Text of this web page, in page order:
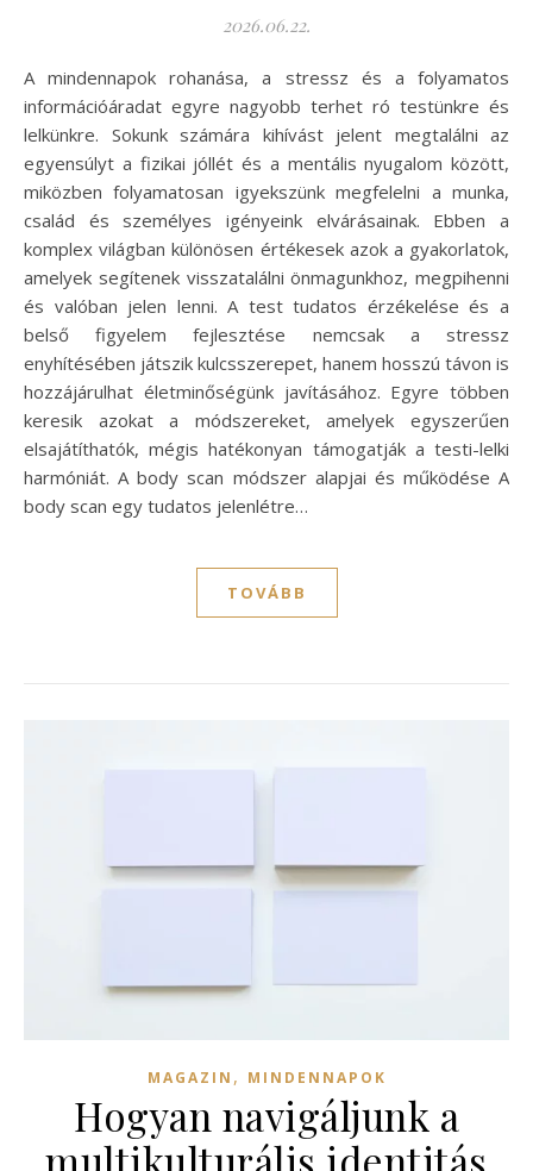
2026.06.22.
A mindennapok rohanása, a stressz és a folyamatos
információáradat egyre nagyobb terhet ró testünkre és
lelkünkre. Sokunk számára kihívást jelent megtalálni az
egyensúlyt a fizikai jóllét és a mentális nyugalom között,
miközben folyamatosan igyekszünk megfelelni a munka,
család és személyes igényeink elvárásainak. Ebben a
komplex világban különösen értékesek azok a gyakorlatok,
amelyek segítenek visszatalálni önmagunkhoz, megpihenni
és valóban jelen lenni. A test tudatos érzékelése és a
belső figyelem fejlesztése nemcsak a stressz
enyhítésében játszik kulcsszerepet, hanem hosszú távon is
hozzájárulhat életminőségünk javításához. Egyre többen
keresik azokat a módszereket, amelyek egyszerűen
elsajátíthatók, mégis hatékonyan támogatják a testi-lelki
harmóniát. A body scan módszer alapjai és működése A
body scan egy tudatos jelenlétre…
TOVÁBB
MAGAZIN , MINDENNAPOK
Hogyan navigáljunk a
multikulturális identitás